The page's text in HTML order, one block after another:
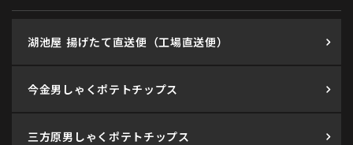
湖池屋 揚げたて直送便（工場直送便）
今金男しゃくポテトチップス
三方原男しゃくポテトチップス